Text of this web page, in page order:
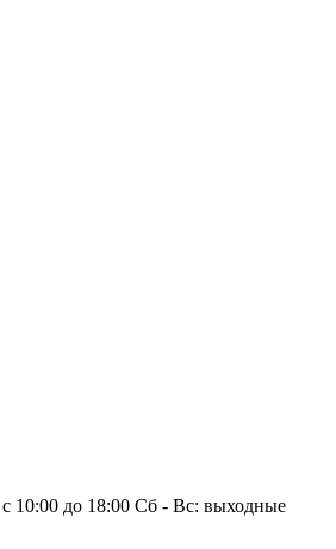
10:00 до 18:00 Сб - Вс: выходные